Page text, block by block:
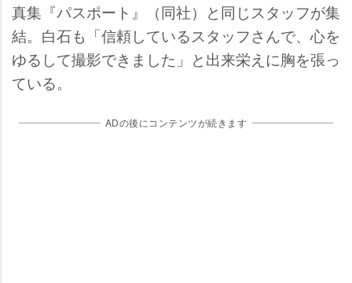
真集『パスポート』（同社）と同じスタッフが集
結。白石も「信頼しているスタッフさんで、心を
ゆるして撮影できました」と出来栄えに胸を張っ
ている。
ADの後にコンテンツが続きます